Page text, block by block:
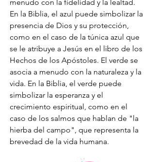
menudo con la fidelidad y la lealtad.
En la Biblia, el azul puede simbolizar la
presencia de Dios y su protección,
como en el caso de la túnica azul que
se le atribuye a Jesús en el libro de los
Hechos de los Apóstoles. El verde se
asocia a menudo con la naturaleza y la
vida. En la Biblia, el verde puede
simbolizar la esperanza y el
crecimiento espiritual, como en el
caso de los salmos que hablan de "la
hierba del campo", que representa la
brevedad de la vida humana.